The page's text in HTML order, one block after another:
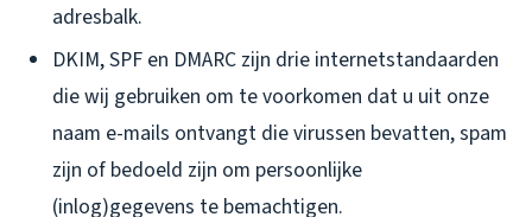
adresbalk.
DKIM, SPF en DMARC zijn drie internetstandaarden
die wij gebruiken om te voorkomen dat u uit onze
naam e-mails ontvangt die virussen bevatten, spam
zijn of bedoeld zijn om persoonlijke
(inlog)gegevens te bemachtigen.